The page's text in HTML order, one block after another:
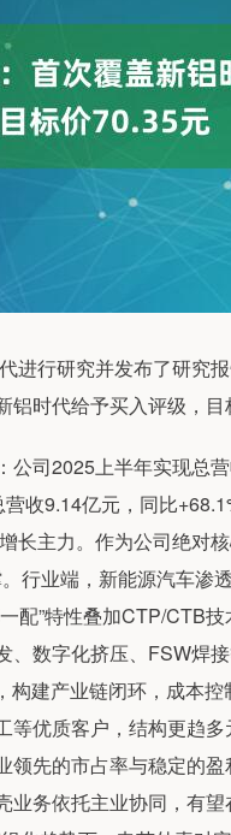
进行研究并发布了研究
时代给予买入评级，目
上半年实现总营收
收9.14亿元，同比
主力。作为公司绝对核
行业端，新能源汽车渗
配”特性叠加CTP/CTB
数字化挤压、FSW焊
构建产业链闭环，成本
优质客户，结构更趋
领先的市占率与稳定
务依托主业协同，有